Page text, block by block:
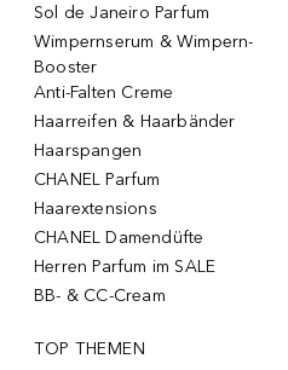
Sol de Janeiro Parfum
Wimpernserum & Wimpern-
Booster
Anti-Falten Creme
Haarreifen & Haarbänder
Haarspangen
CHANEL Parfum
Haarextensions
CHANEL Damendüfte
Herren Parfum im SALE
BB- & CC-Cream
TOP THEMEN